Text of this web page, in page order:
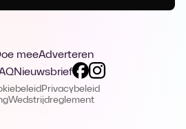
meeAdverteren
Nieuwsbrief
Privacybeleid
Wedstrijdreglement